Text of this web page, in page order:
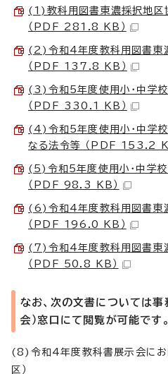
(1)教科用図書東濃採択地区
（PDF 281.8 KB）
(2)令和4年度教科用図書東
（PDF 137.8 KB）
(3)令和5年度使用小・中学
（PDF 330.1 KB）
(4)令和5年度使用小・中学
なる法令等 （PDF 153.2
(5)令和5年度使用小・中学
（PDF 98.3 KB）
(6)令和4年度教科用図書東
（PDF 196.0 KB）
(7)令和4年度教科用図書東
（PDF 50.8 KB）
なお、次の文書については事
会）窓口にて閲覧が可能です。
(8)令和4年度教科書展示会にお
区）